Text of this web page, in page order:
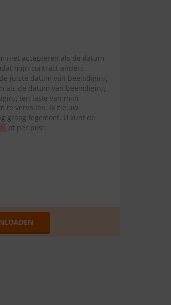
niet accepteren als de datum
mijn contract anders
juiste datum van beëindiging
als de datum van beëindiging.
ten laste van mijn
te vervallen. Ik zie uw
graag tegemoet. U kunt de
of per post.